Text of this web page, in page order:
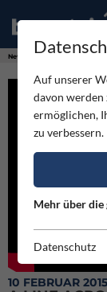
News
10 FEBRUAR 2015
Auf unserer
davon werden
ermöglichen,
zu verbessern.
Mehr über die
Datenschutz